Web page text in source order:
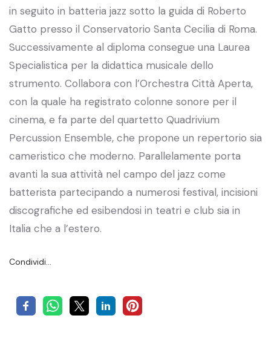
in seguito in batteria jazz sotto la guida di Roberto
Gatto presso il Conservatorio Santa Cecilia di Roma.
Successivamente al diploma consegue una Laurea
Specialistica per la didattica musicale dello
strumento. Collabora con l’Orchestra Città Aperta,
con la quale ha registrato colonne sonore per il
cinema, e fa parte del quartetto Quadrivium
Percussion Ensemble, che propone un repertorio sia
cameristico che moderno. Parallelamente porta
avanti la sua attività nel campo del jazz come
batterista partecipando a numerosi festival, incisioni
discografiche ed esibendosi in teatri e club sia in
Italia che a l’estero.
Condividi…